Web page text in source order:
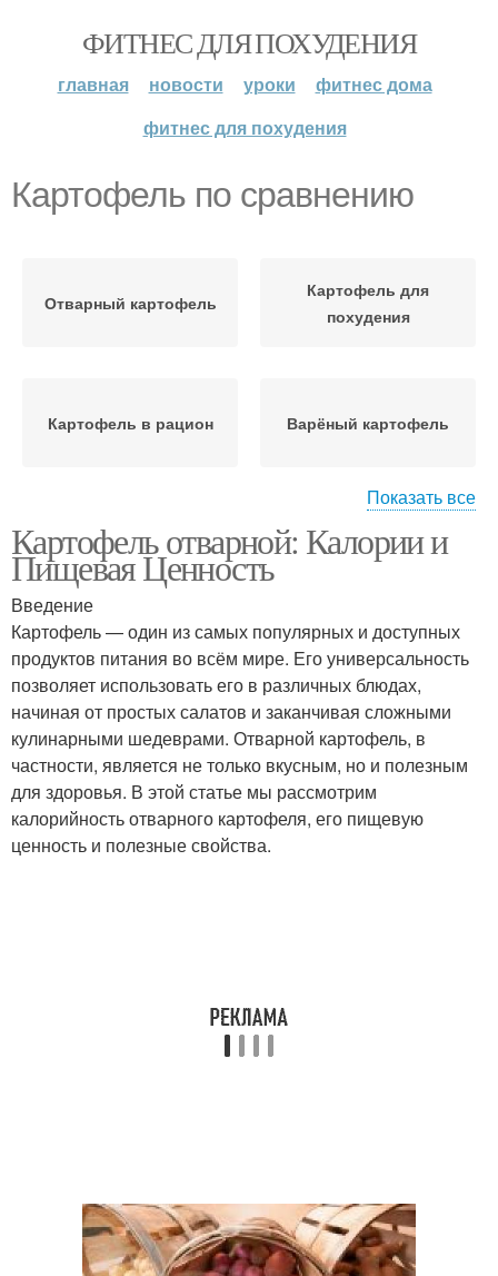
ФИТНЕС ДЛЯ ПОХУДЕНИЯ
главная новости уроки
фитнес дома
фитнес для похудения
Картофель по сравнению
Отварный картофель
Картофель для
похудения
Картофель в рацион Варёный картофель
Картофель без масла
Картофель без
добавления
Показать все
Картофель отварной: Калории и
Пищевая Ценность
Введение
Картофель — один из самых популярных и доступных
продуктов питания во всём мире. Его универсальность
позволяет использовать его в различных блюдах,
начиная от простых салатов и заканчивая сложными
кулинарными шедеврами. Отварной картофель, в
частности, является не только вкусным, но и полезным
для здоровья. В этой статье мы рассмотрим
калорийность отварного картофеля, его пищевую
ценность и полезные свойства.